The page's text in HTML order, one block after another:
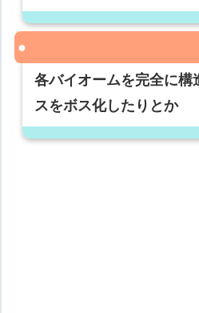
各バイオームを完全に構
スをボス化したりとか